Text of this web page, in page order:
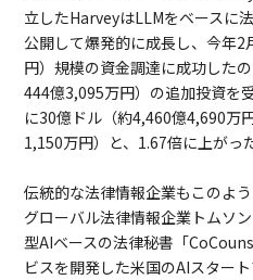
立したHarveyはLLMをベースに
公開して爆発的に成長し、今年
円）規模の資金調達に成功した
444億3,095万円）の追加投資を
に30億ドル（約4,460億4,690万
1,150万円）と、1.67倍に上がった
伝統的な法律情報企業もこのよ
グローバル法律情報企業トムソ
型AIベースの法律秘書「
ビスを開発した米国のAIスター